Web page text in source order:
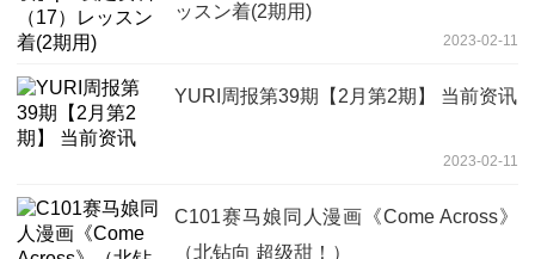
ッスン着(2期用)
2023-02-11
YURI周报第39期【2月第2期】 当前资讯
2023-02-11
C101赛马娘同人漫画《Come Across》
（北钻向 超级甜！）